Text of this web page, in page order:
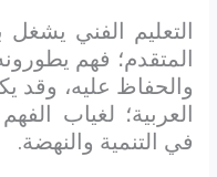
التعليم الفني
المتقدم؛ فهم
والحفاظ عليه، وقد
العربية؛ لغياب
في التنمية والنهضة.